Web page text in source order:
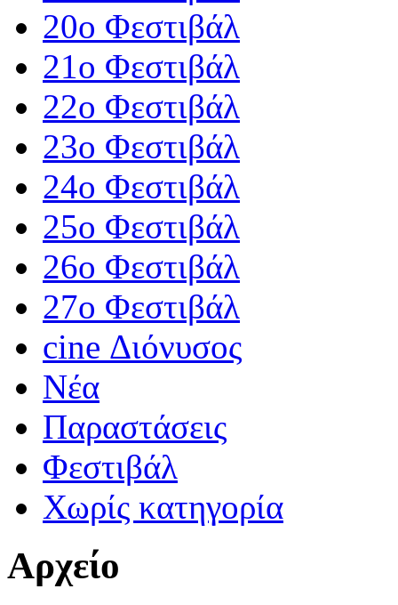
20ο Φεστιβάλ
21ο Φεστιβάλ
22ο Φεστιβάλ
23ο Φεστιβάλ
24ο Φεστιβάλ
25ο Φεστιβάλ
26ο Φεστιβάλ
27ο Φεστιβάλ
cine Διόνυσος
Νέα
Παραστάσεις
Φεστιβάλ
Χωρίς κατηγορία
Αρχείο